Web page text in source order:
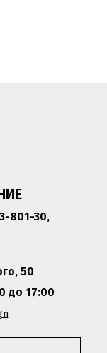
801-30,
50
до 17:00